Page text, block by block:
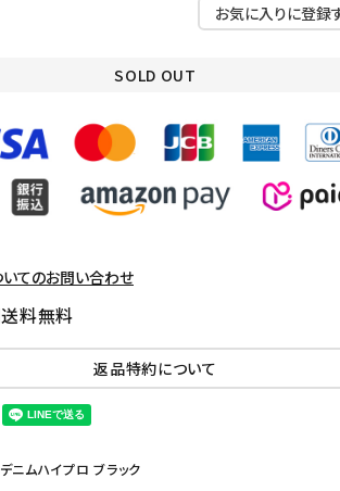
お気に入りに登録
SOLD OUT
てのお問い合わせ
料無料
返品特約について
ムハイプロ ブラック